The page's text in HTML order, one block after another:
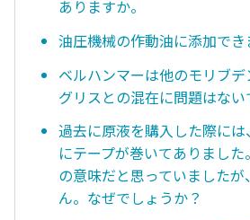
ありますか。
油圧機械の作動油に添加でき
ベルハンマーは他のモリブ
グリスとの混在に問題はない
過去に原液を購入した際に
にテープが巻いてありました
の意味だと思っていました
ん。なぜでしょうか？